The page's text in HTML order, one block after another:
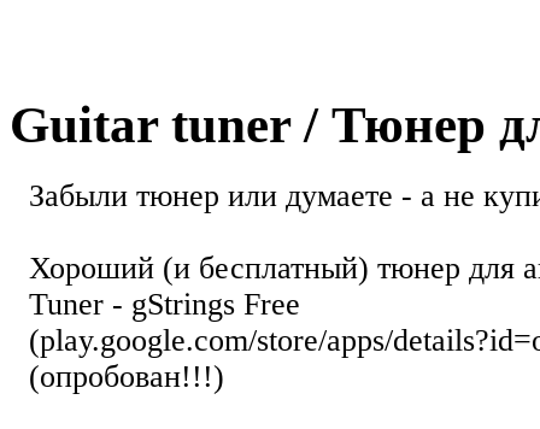
Guitar tuner / Тюнер
Забыли тюнер или думаете - а не
Хороший (и бесплатный) тюнер для
Tuner - gStrings Free
(play.google.com/store/apps/
(опробован!!!)